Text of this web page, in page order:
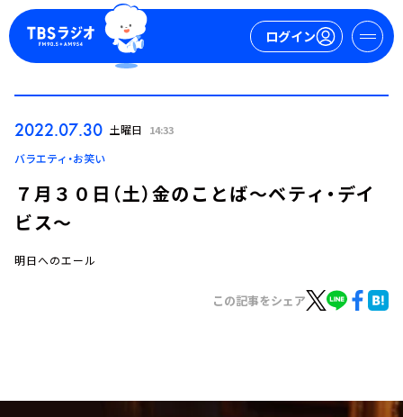
ログイン
ログイン
2022.07.30 土曜日 14:33
バラエティ・お笑い
７月３０日（土）金のことば～ベティ・デイ
ビス～
明日へのエール
この記事をシェア